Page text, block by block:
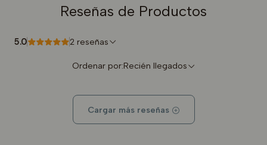
Reseñas de Productos
5.0 2 reseñas
Ordenar por:Recién llegados
Cargar más reseñas